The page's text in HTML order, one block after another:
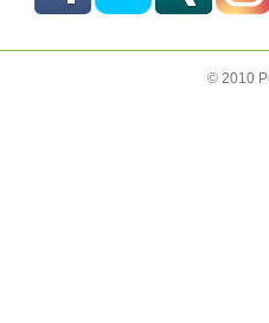
© 2010